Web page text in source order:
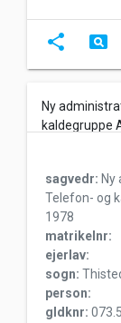
share pageview
Ny
kaldegruppe
sagvedr: Ny
Telefon- og
1978
matrikelnr:
ejerlav:
sogn:
person:
gldknr: